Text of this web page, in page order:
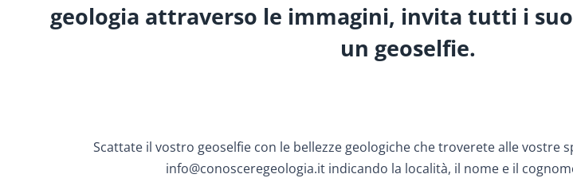
geologia attraverso le immagini, invita tutti i
un geoselfie.
Scattate il vostro geoselfie con le bellezze geologiche che troverete alle vostre
info@conosceregeologia.it indicando la località, il nome e il